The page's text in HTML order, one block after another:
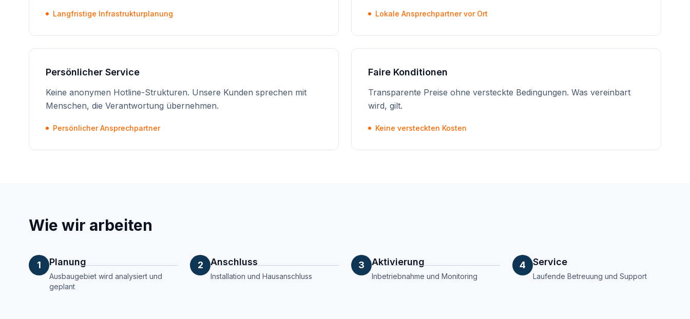
Langfristige Infrastrukturplanung Lokale Ansprechpartner vor Ort
Persönlicher Service
Keine anonymen Hotline-Strukturen. Unsere Kunden sprechen mit
Menschen, die Verantwortung übernehmen.
Persönlicher Ansprechpartner
Faire Konditionen
Transparente Preise ohne versteckte Bedingungen. Was vereinbart
wird, gilt.
Keine versteckten Kosten
Wie wir arbeiten
1 Planung
Ausbaugebiet wird analysiert und
geplant
2 Anschluss
Installation und Hausanschluss
3 Aktivierung
Inbetriebnahme und Monitoring
4 Service
Laufende Betreuung und Support